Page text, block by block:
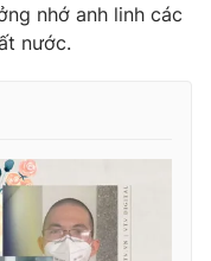
nhớ anh linh các
nước.